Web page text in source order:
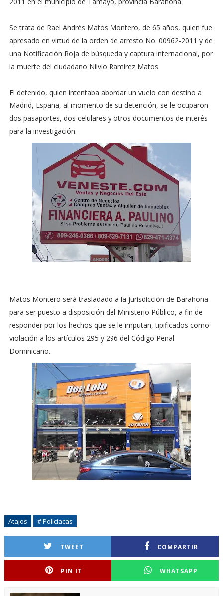
Se trata de Rael Andrés Matos Montero, de 65 años, quien fue
apresado en virtud de la orden de arresto No. 00962-2011 y de
una Notificación Roja de búsqueda y captura internacional, por
la muerte del ciudadano Nilvio Ramírez Matos.
El detenido, quien intentaba abordar un vuelo con destino a
Madrid, España, al momento de su detención, se le ocuparon
dos pasaportes, dos celulares y otros documentos de interés
para la investigación.
Matos Montero será trasladado a la jurisdicción de Barahona
para ser puesto a disposición del Ministerio Público, a fin de
responder por los hechos que se le imputan, tipificados como
violación a los artículos 295 y 296 del Código Penal
Dominicano.
Atajos # Policíacas
TWEET COMPARTIR
PIN IT WHATSAPP